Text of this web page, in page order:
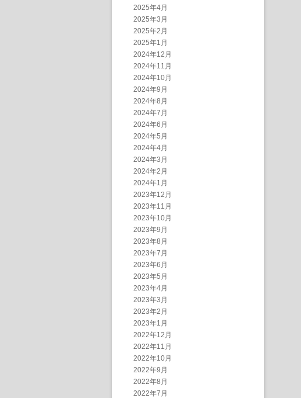
2025年4月
2025年3月
2025年2月
2025年1月
2024年12月
2024年11月
2024年10月
2024年9月
2024年8月
2024年7月
2024年6月
2024年5月
2024年4月
2024年3月
2024年2月
2024年1月
2023年12月
2023年11月
2023年10月
2023年9月
2023年8月
2023年7月
2023年6月
2023年5月
2023年4月
2023年3月
2023年2月
2023年1月
2022年12月
2022年11月
2022年10月
2022年9月
2022年8月
2022年7月